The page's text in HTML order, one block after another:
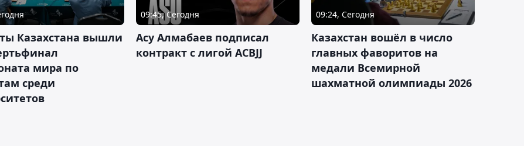
Казахстана вышли
мира по
среди
09:45, Сегодня
Асу Алмабаев подписал
контракт с лигой ACBJJ
09:24, Сегодня
Казахстан вошёл в число
главных фаворитов на
медали Всемирной
шахматной олимпиады 2026